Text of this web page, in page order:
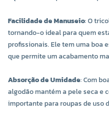
Facilidade de Manuseio: O
tornando-o ideal para quem
profissionais. Ele tem uma boa
que permite um acabamento
Absorção de Umidade: Com
algodão mantém a pele seca e
importante para roupas de uso